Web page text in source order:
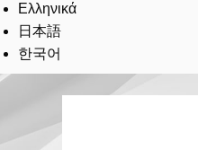
Ελληνικά
日本語
한국어